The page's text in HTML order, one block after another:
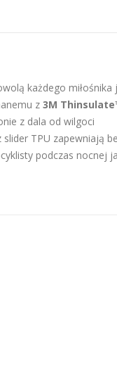
każdego miłośnika
z 3M
z dala od wilgoci
TPU zapewniają
podczas nocnej